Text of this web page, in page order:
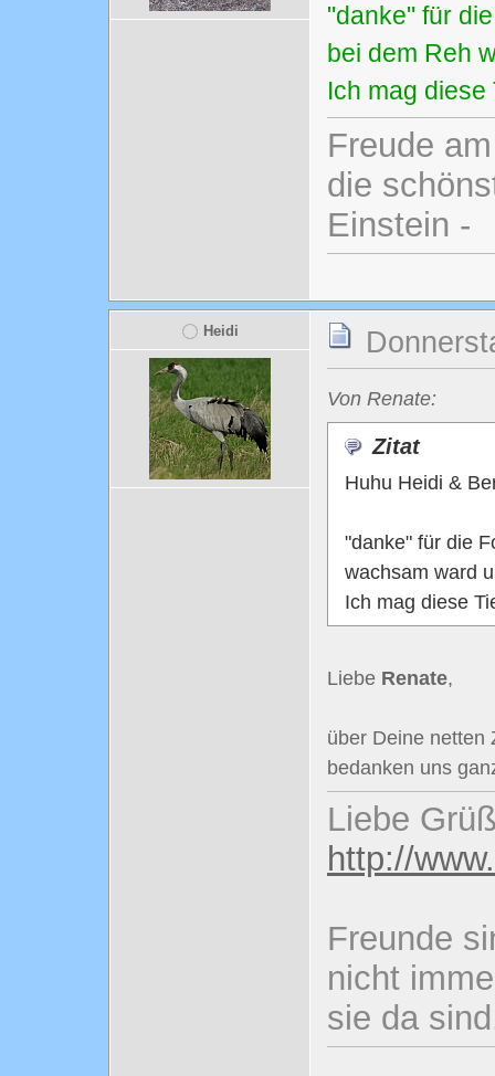
"danke" für
bei dem Reh
Ich mag diese
Freude
die
Einstein -
Heidi
Von Renate:
Zitat
Huhu Heidi &
"danke" für die
wachsam ward
Ich mag diese
Liebe Renate,
über Deine netten
bedanken uns
Liebe
http://
Freunde
nicht
sie da